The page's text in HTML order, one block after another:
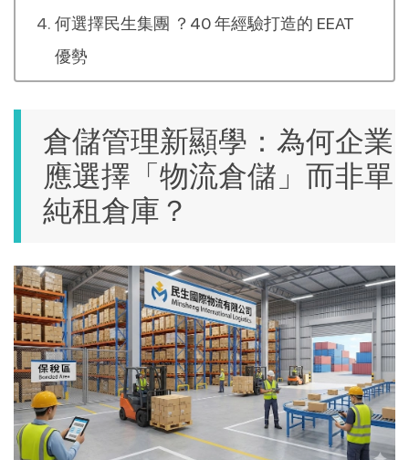
何選擇民生集團 ？40 年經驗打造的 EEAT
優勢
倉儲管理新顯學：為何企業
應選擇「物流倉儲」而非單
純租倉庫？